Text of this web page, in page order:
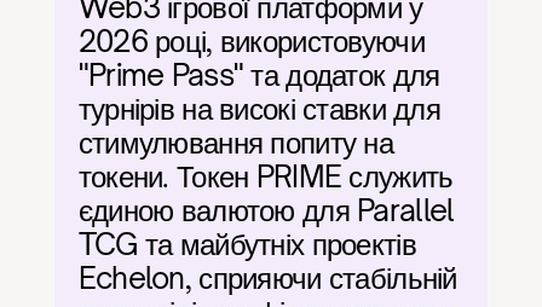
Web3 ігрової платформи у
2026 році, використовуючи
"Prime Pass" та додаток для
турнірів на високі ставки для
стимулювання попиту на
токени. Токен PRIME служить
єдиною валютою для Parallel
TCG та майбутніх проектів
Echelon, сприяючи стабільній